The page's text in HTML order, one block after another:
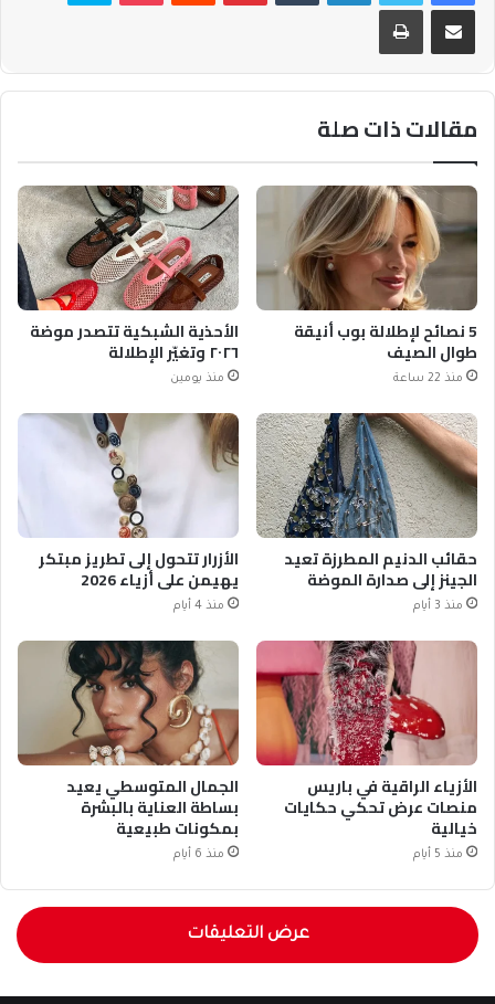
مشاركة عبر البريد طباعة
مقالات ذات صلة
5 نصائح لإطلالة بوب أنيقة
طوال الصيف
منذ 22 ساعة
الأحذية الشبكية تتصدر موضة
٢٠٢٦ وتغيّر الإطلالة
منذ يومين
حقائب الدنيم المطرزة تعيد
الجينز إلى صدارة الموضة
منذ 3 أيام
الأزرار تتحول إلى تطريز مبتكر
يهيمن على أزياء 2026
منذ 4 أيام
الأزياء الراقية في باريس
منصات عرض تحكي حكايات
خيالية
منذ 5 أيام
الجمال المتوسطي يعيد
بساطة العناية بالبشرة
بمكونات طبيعية
منذ 6 أيام
عرض التعليقات